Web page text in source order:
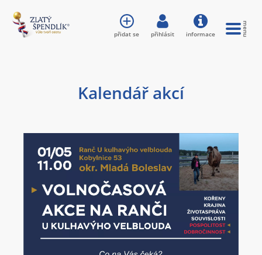
Kalendář akcí
přidat se přihlásit informace